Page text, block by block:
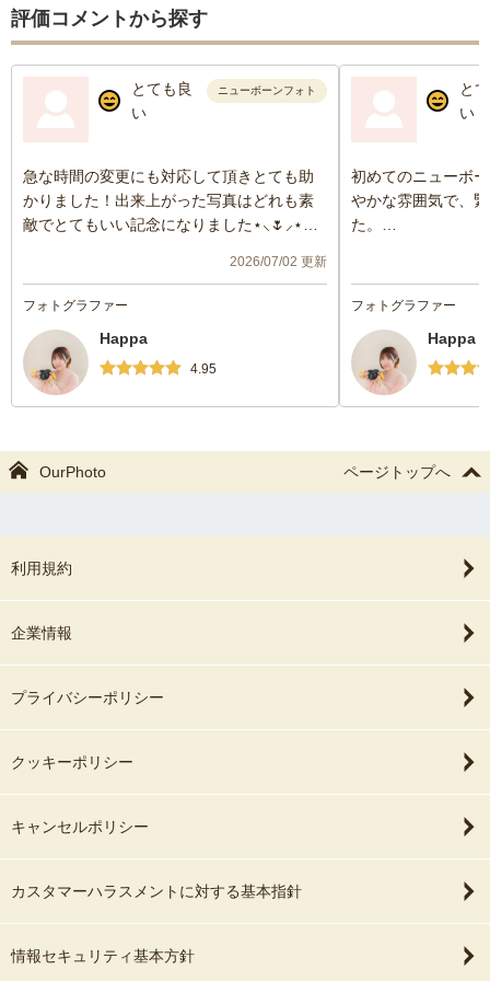
評価コメントから探す
とても良
い
ニューボーンフォト
急な時間の変更にも対応して頂きとても助
かりました！出来上がった写真はどれも素
敵でとてもいい記念になりました⋆⸜🌷⸝‍⋆
感じに組み合わせて頂き色々なバージョン
の写真をたくさん撮って頂けました！
ありがとうございました！！！
2026/07/02 更新
フォトグラファー
Happa
4.95
と
い
初めてのニューボ
やかな雰囲気で、
た。
撮影カットもいろ
らって良かったで
フォトグラファー
Happa
OurPhoto ページトップへ
利用規約
企業情報
プライバシーポリシー
クッキーポリシー
キャンセルポリシー
カスタマーハラスメントに対する基本指針
情報セキュリティ基本方針